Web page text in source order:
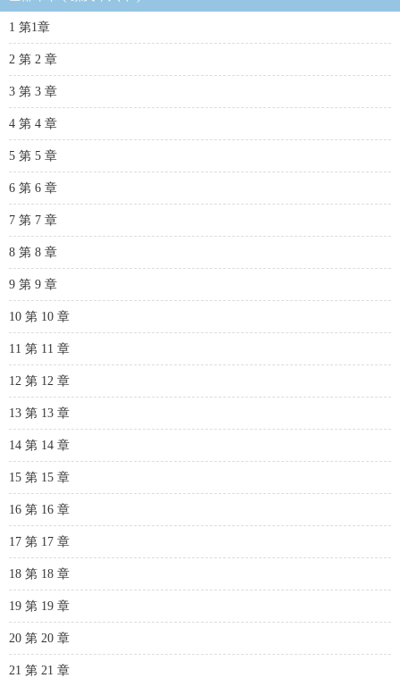
1 第1章
2 第 2 章
3 第 3 章
4 第 4 章
5 第 5 章
6 第 6 章
7 第 7 章
8 第 8 章
9 第 9 章
10 第 10 章
11 第 11 章
12 第 12 章
13 第 13 章
14 第 14 章
15 第 15 章
16 第 16 章
17 第 17 章
18 第 18 章
19 第 19 章
20 第 20 章
21 第 21 章